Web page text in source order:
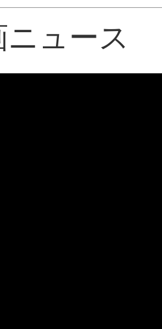
ュース